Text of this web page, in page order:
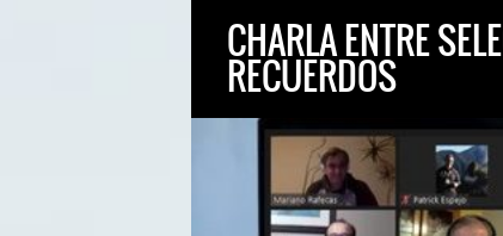
CHARLA ENTRE
RECUERDOS